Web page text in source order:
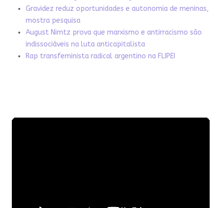
Gravidez reduz oportunidades e autonomia de meninas,
mostra pesquisa
August Nimtz prova que marxismo e antirracismo são
indissociáveis na luta anticapitalista
Rap transfeminista radical argentino na FLIPEI